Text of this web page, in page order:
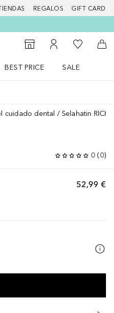
REGALOS GIFT CARD
Al Storefinder
Mi cuenta
Mi lista de
A
BEST PRICE
SALE
cuidado dental Selahatin RICK
0 (0)
52,99 €